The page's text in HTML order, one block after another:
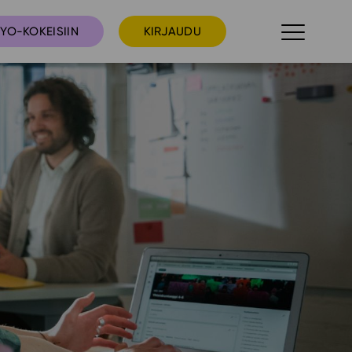
KOKEISIIN KIRJAUDU
Tilaa uutiskirje
Ota yhteyttä
In English